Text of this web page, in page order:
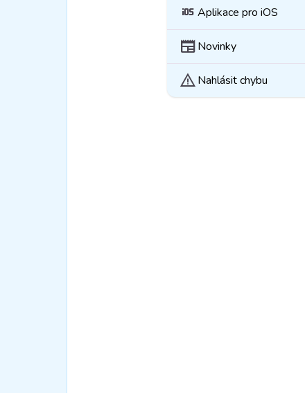
ios Aplikace pro iOS
newspaper Novinky
warningNahlásit chybu